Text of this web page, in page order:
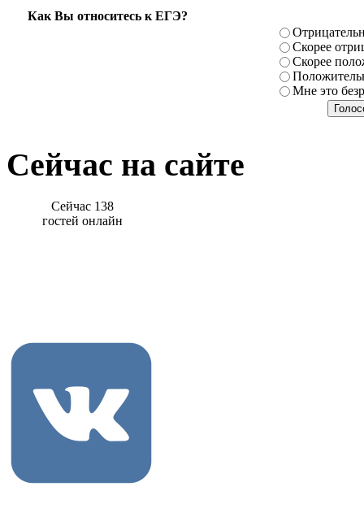
Как Вы относитесь к ЕГЭ?
Скорее
Скорее
Мне это
Сейчас на сайте
Сейчас 138
гостей онлайн